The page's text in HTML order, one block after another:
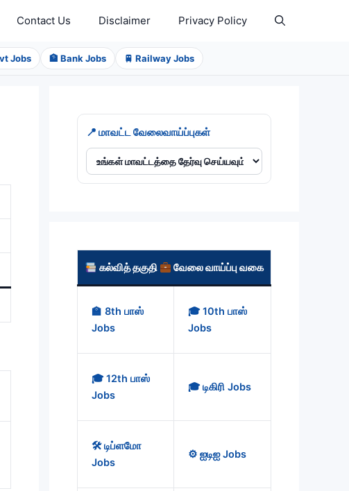
Contact Us Disclaimer Privacy Policy
Jobs 🏦 Bank Jobs 🚆 Railway Jobs
📍 மாவட்ட வேலைவாய்ப்புகள்
கல்வித் தகுதி வேலை வாய்ப்பு வகை
🏫 8th பாஸ்
Jobs
🎓 10th பாஸ்
Jobs
🎓 12th பாஸ்
Jobs
🎓 டிகிரி Jobs
🛠️ டிப்ளமோ
Jobs
⚙️ ஐடிஐ Jobs